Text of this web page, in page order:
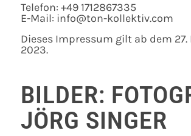
Telefon: +49 1712867335
E-Mail: info@ton-kollektiv.com
Dieses Impressum gilt ab dem 27.
2023.
BILDER:
JÖRG SINGER